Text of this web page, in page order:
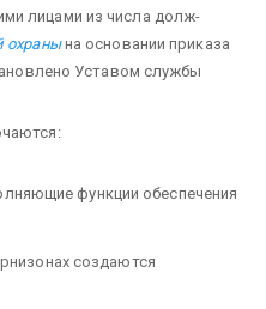
лицами из числа долж­
охранына основании приказа
Уставом службы
функции обеспечения
создаются